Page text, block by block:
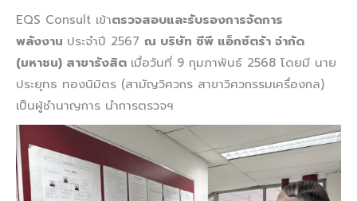
EQS Consult เข้าตรวจสอบและรับรองการจัดการ
พลังงาน ประจำปี 2567 ณ บริษัท ซีพี แอ็กซ์ตร้า จำกัด
(มหาชน) สาขารังสิต เมื่อวันที่ 9 กุมภาพันธ์ 2568 โดยมี นาย
ประยุทธ ทองนิมิตร (สามัญวิศวกร สาขาวิศวกรรมเครื่องกล)
เป็นผู้ชำนาญการ นำการตรวจฯ